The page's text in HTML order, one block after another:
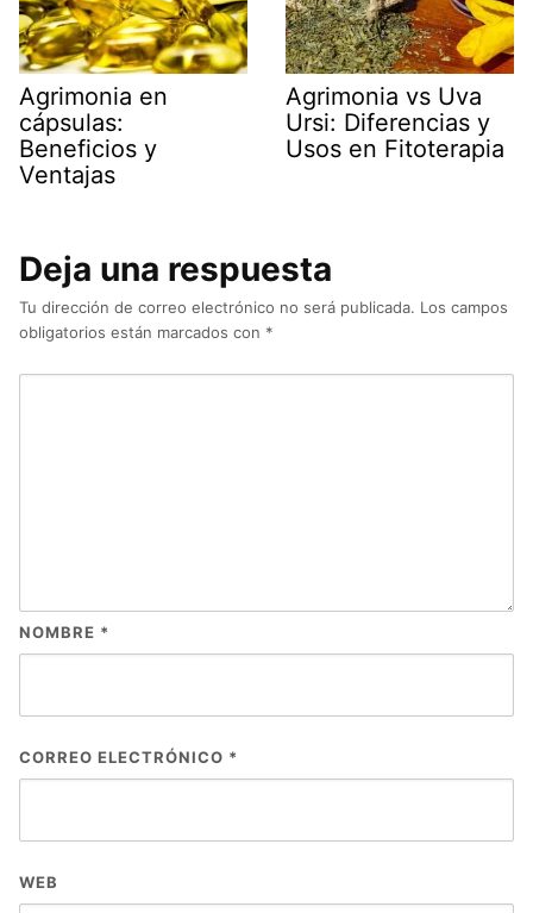
Agrimonia en
cápsulas:
Beneficios y
Ventajas
Agrimonia vs Uva
Ursi: Diferencias y
Usos en Fitoterapia
Deja una respuesta
Tu dirección de correo electrónico no será publicada. Los campos
obligatorios están marcados con *
NOMBRE *
CORREO ELECTRÓNICO *
WEB